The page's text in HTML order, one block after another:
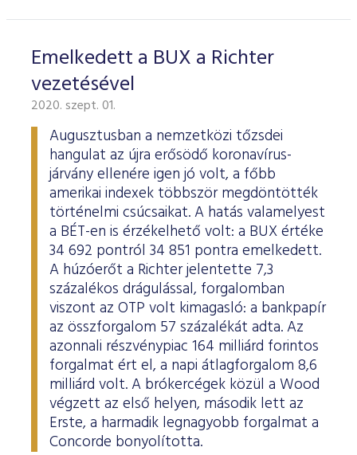
Emelkedett a BUX a Richter
vezetésével
2020. szept. 01.
Augusztusban a nemzetközi tőzsdei
hangulat az újra erősödő koronavírus-
járvány ellenére igen jó volt, a főbb
amerikai indexek többször megdöntötték
történelmi csúcsaikat. A hatás valamelyest
a BÉT-en is érzékelhető volt: a BUX értéke
34 692 pontról 34 851 pontra emelkedett.
A húzóerőt a Richter jelentette 7,3
százalékos drágulással, forgalomban
viszont az OTP volt kimagasló: a bankpapír
az összforgalom 57 százalékát adta. Az
azonnali részvénypiac 164 milliárd forintos
forgalmat ért el, a napi átlagforgalom 8,6
milliárd volt. A brókercégek közül a Wood
végzett az első helyen, második lett az
Erste, a harmadik legnagyobb forgalmat a
Concorde bonyolította.